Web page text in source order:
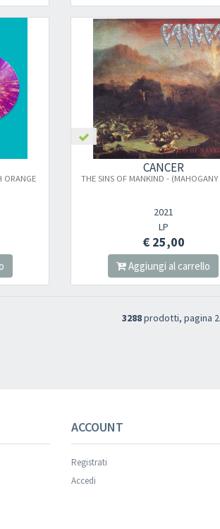
ORANGE
CANCER
THE SINS OF MANKIND - (MAHOGANY
2021
LP
€ 25,00
Aggiungi al carrello
3288prodotti, pagina
ACCOUNT
Registrati
Accedi
be validated.